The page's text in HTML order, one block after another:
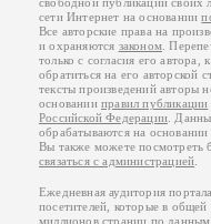
свободной публикации своих
сети Интернет на основании
Все авторские права на
и охраняются законом .
только с согласия его
обратиться на его авторской
тексты произведений авторы
основанииправил публикации
Российской Федерации .
обрабатываются на основании
Вы также можете посмотреть
связаться с администрацией
Ежедневная аудитория
посетителей, которые в
миллионов страниц по